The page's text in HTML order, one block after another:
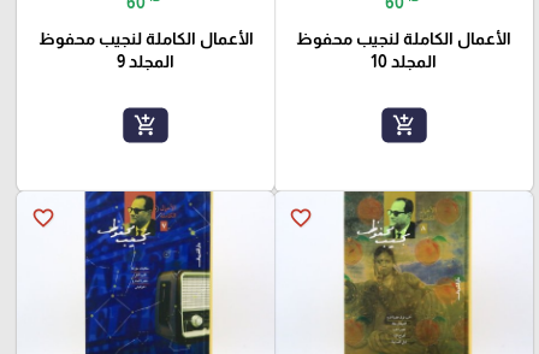
الأعمال الكاملة لنجيب محفوظ
المجلد 10
add_shopping_cart
الأعمال الكاملة لنجيب محفوظ
المجلد 9
add_shopping_cart
favorite_border
favorite_border